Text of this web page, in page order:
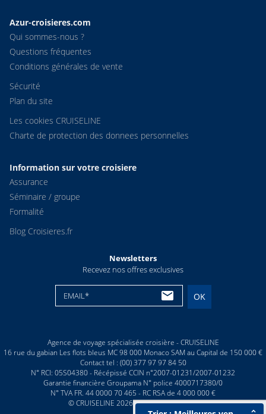
Azur-croisieres.com
Qui sommes-nous ?
Questions fréquentes
Conditions générales de vente
Sécurité
Plan du site
Les cookies CRUISELINE
Charte de protection des donnees personnelles
Information sur votre croisiere
Assurance
Séminaire / groupe
Formalité
Blog Croisieres.fr
Newsletters
Recevez nos offres exclusives
EMAIL* OK
Agence de voyage spécialisée croisière - CRUISELINE
16 rue du gabian Les flots bleus MC 98 000 Monaco SAM au Capital de 150 000 €
Contact tel : (00) 377 97 97 84 50
N° RCI: 05S04380 - Récépissé CCIN n°2007-01231/2007-01232
Garantie financière Groupama N° police 4000717380/0
N° TVA FR. 44 0000 70 465 - RC RSA de 4 000 000 €
© CRUISELINE 2026 - all rights reserved